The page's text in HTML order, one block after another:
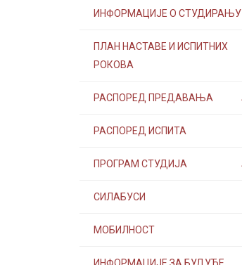
ИНФОРМАЦИЈЕ О СТУДИРАЊУ
ПЛАН НАСТАВЕ И ИСПИТНИХ
РОКОВА
РАСПОРЕД ПРЕДАВАЊА
РАСПОРЕД ИСПИТА
ПРОГРАМ СТУДИЈА
СИЛАБУСИ
МОБИЛНОСТ